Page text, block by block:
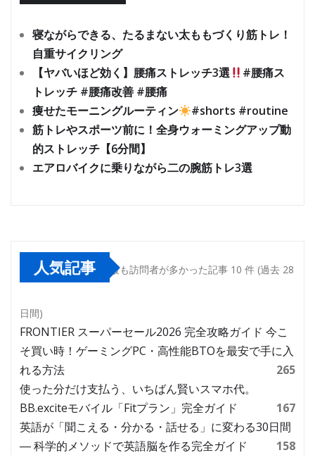
寝ながらできる、たるまない太ももづくり筋トレ！
自重サイクリング
【ヤバいほど効く】腰痛ストレッチ3選
#腰痛ス
トレッチ #腰痛改善 #腰痛
痩せたモーニングルーティン
#shorts #routine
筋トレやスポーツ前に！全身ウォーミングアップ動
的ストレッチ【6分間】
エアロバイクに乗りながら二の腕筋トレ3選
人気記事 最も訪問者が多かった記事 10 件 (過去 28
日間)
FRONTIER スーパーセール2026 完全攻略ガイド 今こ
そ買い時！ゲーミングPC・高性能BTOを最安で手に入
れる方法
265
使った分だけ支払う、いちばん賢いスマホ代。
BB.exciteモバイル「Fitプラン」完全ガイド
167
英語が「聞こえる・分かる・話せる」に変わる30日間
― 科学的メソッドで英語脳を作る完全ガイド
158